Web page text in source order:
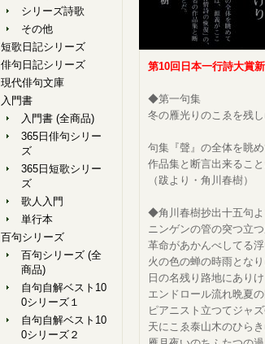
シリーズ詩歌
その他
短歌日記シリーズ
俳句日記シリーズ
現代俳句文庫
入門書
入門書 (全商品)
365日俳句シリー
ズ
365日短歌シリー
ズ
歌人入門
単行本
百句シリーズ
百句シリーズ (全
商品)
自句自解ベスト10
0シリーズ１
自句自解ベスト10
0シリーズ２
第10回日本一行詩大賞
◆第一句集
冬の雁光りのこゑを残し
句集『聲』の全体を眺
作品集と断言出来ること
（跋より・角川春樹）
◆角川春樹抄出十五句よ
ニンゲンの管の突つ立
革命があかんべしてる
火の色の蝉の時雨となり
日の名残り路地にあり
エンドロール流れ晩夏
ピアニスト立つてジャ
天にこゑ泰山木のひらき